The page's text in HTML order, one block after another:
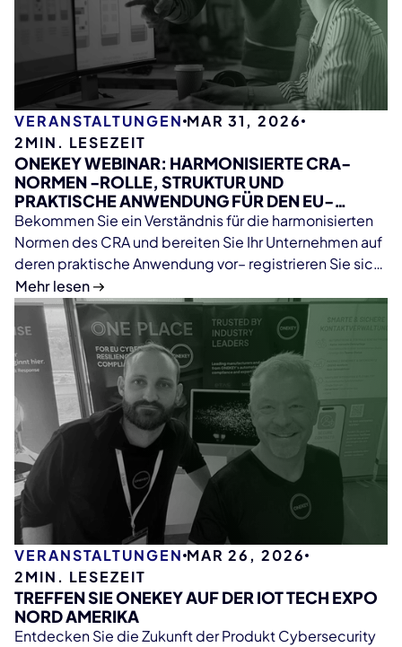
VERANSTALTUNGEN MAR 31, 2026
2MIN. LESEZEIT
ONEKEY WEBINAR: HARMONISIERTE CRA-
NORMEN -ROLLE, STRUKTUR UND
PRAKTISCHE ANWENDUNG FÜR DEN EU-
MARKTZUGANG
Bekommen Sie ein Verständnis für die harmonisierten
Normen des CRA und bereiten Sie Ihr Unternehmen auf
deren praktische Anwendung vor– registrieren Sie sich
jetzt!
Mehr lesen
VERANSTALTUNGEN MAR 26, 2026
2MIN. LESEZEIT
TREFFEN SIE ONEKEY AUF DER IOT TECH EXPO
NORD AMERIKA
Entdecken Sie die Zukunft der Produkt Cybersecurity